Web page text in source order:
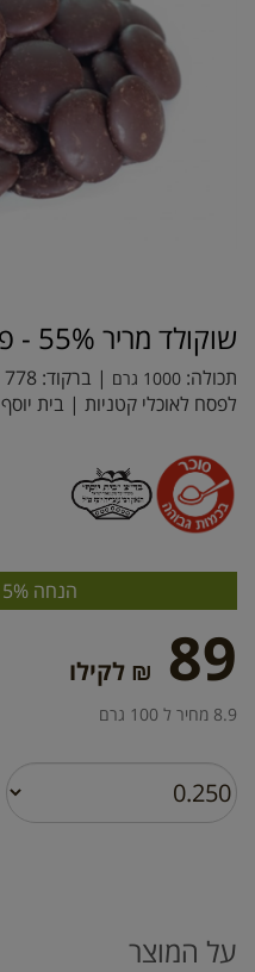
שוקולד מריר 55% - פרווה
תכולה: 1000 גרם | ברקוד: 778
לפסח לאוכלי קטניות | בית יוסף
הנחה 5% לחברי מועדון
89 ₪ לקילו
8.9 מחיר ל 100 גרם
על המוצר